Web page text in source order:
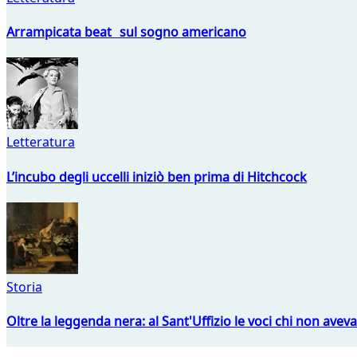
Arrampicata beat sul sogno americano
Letteratura
L’incubo degli uccelli iniziò ben prima di Hitchcock
Storia
Oltre la leggenda nera: al Sant'Uffizio le voci chi non